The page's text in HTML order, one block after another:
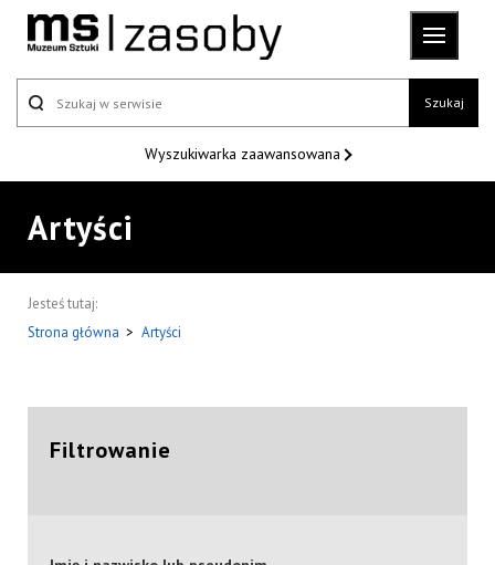
Szukaj
Wyszukiwarka zaawansowana
Artyści
Jesteś tutaj:
Strona główna > Artyści
Filtrowanie